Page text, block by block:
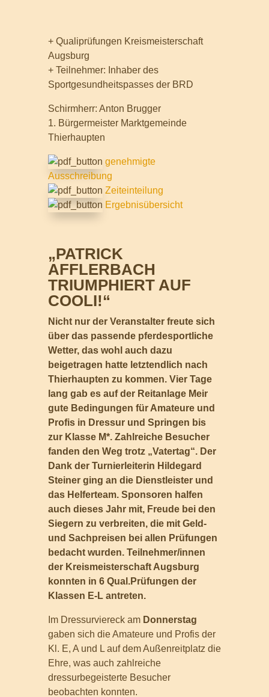
+ Qualiprüfungen Kreismeisterschaft
Augsburg
+ Teilnehmer: Inhaber des
Sportgesundheitspasses der BRD
Schirmherr: Anton Brugger
1. Bürgermeister Marktgemeinde
Thierhaupten
genehmigte
Ausschreibung
Zeiteinteilung
Ergebnisübersicht
„PATRICK
AFFLERBACH
TRIUMPHIERT AUF
COOLI!“
Nicht nur der Veranstalter freute sich
über das passende pferdesportliche
Wetter, das wohl auch dazu
beigetragen hatte letztendlich nach
Thierhaupten zu kommen. Vier Tage
lang gab es auf der Reitanlage Meir
gute Bedingungen für Amateure und
Profis in Dressur und Springen bis
zur Klasse M*. Zahlreiche Besucher
fanden den Weg trotz „Vatertag“. Der
Dank der Turnierleiterin Hildegard
Steiner ging an die Dienstleister und
das Helferteam. Sponsoren halfen
auch dieses Jahr mit, Freude bei den
Siegern zu verbreiten, die mit Geld-
und Sachpreisen bei allen Prüfungen
bedacht wurden. Teilnehmer/innen
der Kreismeisterschaft Augsburg
konnten in 6 Qual.Prüfungen der
Klassen E-L antreten.
Im Dressurviereck am Donnerstag
gaben sich die Amateure und Profis der
Kl. E, A und L auf dem Außenreitplatz die
Ehre, was auch zahlreiche
dressurbegeisterte Besucher
beobachten konnten.